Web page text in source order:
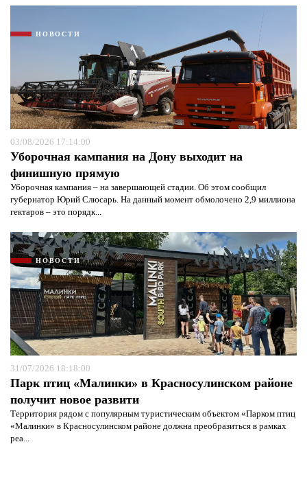
НОВОСТИ
03/08/2026 17:14:00
Уборочная кампания на Дону выходит на
финишную прямую
Уборочная кампания – на завершающей стадии. Об этом сообщил
губернатор Юрий Слюсарь. На данный момент обмолочено 2,9 миллиона
гектаров – это порядк...
НОВОСТИ
31/07/2026 18:18:00
Парк птиц «Малинки» в Красносулинском районе
получит новое развити
Территория рядом с популярным туристическим объектом «Парком птиц
«Малинки» в Красносулинском районе должна преобразиться в рамках
реа...